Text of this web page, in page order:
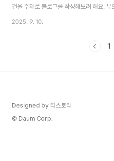
건을 주제로 블로그를 작성해보려 해요.
봄서비스를 이용할 때 가장 중요한 건 아이
충격에 빠뜨렸어요. 이 사건을 자세히 분
2025. 9. 10.
1
Designed by 티스토리
© Daum Corp.